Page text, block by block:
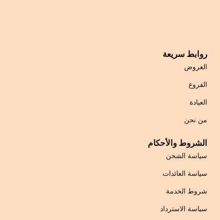
روابط سريعة
العروض
الفروع
العيادة
من نحن
الشروط والأحكام
سياسة الشحن
سياسة العائدات
شروط الخدمة
سياسة الاسترداد